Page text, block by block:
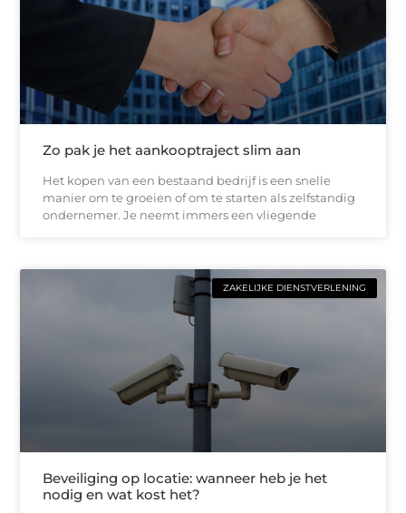
Zo pak je het aankooptraject slim aan
Het kopen van een bestaand bedrijf is een snelle
manier om te groeien of om te starten als zelfstandig
ondernemer. Je neemt immers een vliegende
ZAKELIJKE DIENSTVERLENING
Beveiliging op locatie: wanneer heb je het
nodig en wat kost het?